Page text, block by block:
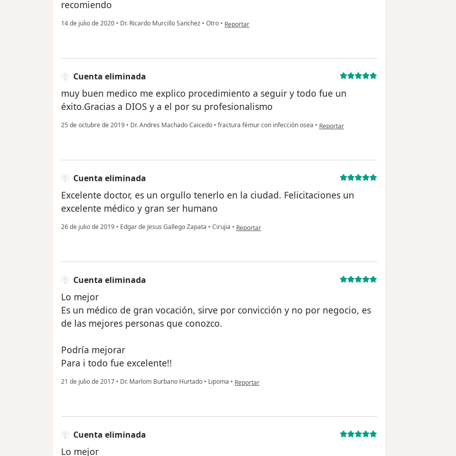
recomiendo
14 de julio de 2020 • Dr. Ricardo Murcillo Sanchez • Otro • en opinión del usuario Natalia Guzmán
Reportar
Cuenta eliminada
muy buen medico me explico procedimiento a seguir y todo fue un
éxito.Gracias a DIOS y a el por su profesionalismo
25 de octubre de 2019 • Dr. Andres Machado Caicedo • fractura fémur con infección osea • en opinión del usuario Cuenta eliminada
Reportar
Cuenta eliminada
Excelente doctor, es un orgullo tenerlo en la ciudad. Felicitaciones un
excelente médico y gran ser humano
26 de julio de 2019 • Edgar de Jesus Gallego Zapata • Cirujia • en opinión del usuario Cuenta eliminada
Reportar
Cuenta eliminada
Lo mejor
Es un médico de gran vocación, sirve por convicción y no por negocio, es
de las mejores personas que conozco.
Podría mejorar
Para i todo fue excelente!!
21 de julio de 2017 • Dr. Marlom Burbano Hurtado • Lipoma • en opinión del usuario Cuenta eliminada
Reportar
Cuenta eliminada
Lo mejor